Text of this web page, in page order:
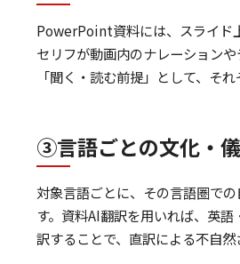
PowerPoint資料には、スライド
セリフが動画内のナレーション
「聞く・読む前提」として、そ
③言語ごとの文化・
対象言語ごとに、その言語圏で
す。資料AI翻訳を用いれば、英
訳することで、直訳による不自然